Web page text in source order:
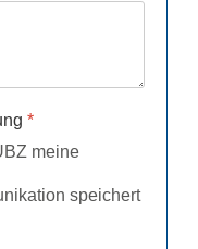
*
meine
speichert